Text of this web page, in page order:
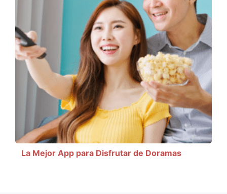
La Mejor App para Disfrutar de Doramas